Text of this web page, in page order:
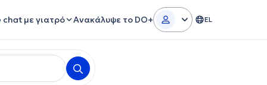
chat με γιατρό Ανακάλυψε το DO+ EL